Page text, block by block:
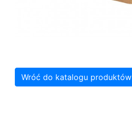
Wróć do katalogu produktów